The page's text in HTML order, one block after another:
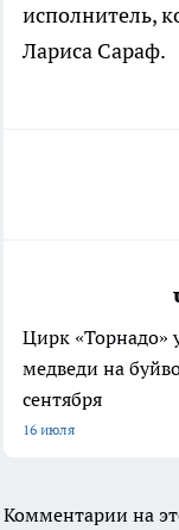
исполнитель,
Лариса Сараф.
Цирк «Торнадо»
медведи на
сентября
16 июля
Комментарии на